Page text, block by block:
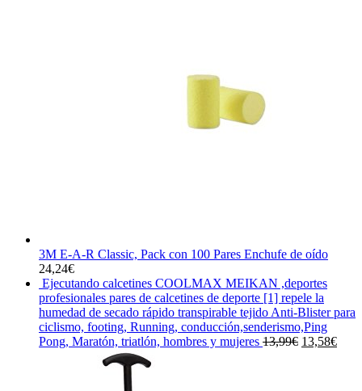
3M E-A-R Classic, Pack con 100 Pares Enchufe de oído
24,24€
Ejecutando calcetines COOLMAX MEIKAN ,deportes
profesionales pares de calcetines de deporte [1] repele la
humedad de secado rápido transpirable tejido Anti-Blister para
ciclismo, footing, Running, conducción,senderismo,Ping
Pong, Maratón, triatlón, hombres y mujeres 13,99€ El
13,58€El